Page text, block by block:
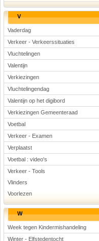
V
Vaderdag
Verkeer - Verkeerssituaties
Vluchtelingen
Valentijn
Verkiezingen
Vluchtelingendag
Valentijn op het digibord
Verkiezingen Gemeenteraad
Voetbal
Verkeer - Examen
Verplaatst
Voetbal : video's
Verkeer - Tools
Vlinders
Voorlezen
W
Week tegen Kindermishandeling
Winter - Elfstedentocht